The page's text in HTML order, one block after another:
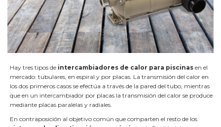
Hay tres tipos de intercambiadores de calor para piscinas en el
mercado: tubulares, en espiral y por placas. La transmisión del calor en
los dos primeros casos se efectúa a través de la pared del tubo, mientras
que en un intercambiador por placas la transmisión del calor se produce
mediante placas paralelas y radiales.
En contraposición al objetivo común que comparten el resto de los